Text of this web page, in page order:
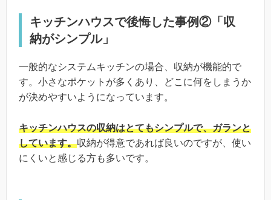
キッチンハウスで後悔した事例②「収
納がシンプル」
一般的なシステムキッチンの場合、収納が機能的で
す。小さなポケットが多くあり、どこに何をしまうか
が決めやすいようになっています。
キッチンハウスの収納はとてもシンプルで、ガランと
しています。収納が得意であれば良いのですが、使い
にくいと感じる方も多いです。